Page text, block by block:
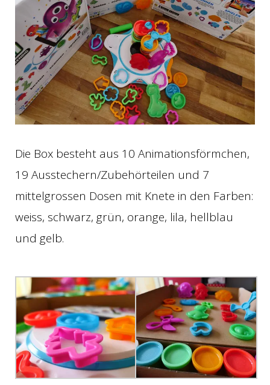
Die Box besteht aus 10 Animationsförmchen,
19 Ausstechern/Zubehörteilen und 7
mittelgrossen Dosen mit Knete in den Farben:
weiss, schwarz, grün, orange, lila, hellblau
und gelb.